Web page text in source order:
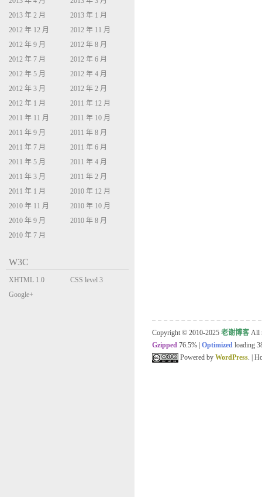
2013 年 2 月
2013 年 1 月
2012 年 12 月
2012 年 11 月
2012 年 9 月
2012 年 8 月
2012 年 7 月
2012 年 6 月
2012 年 5 月
2012 年 4 月
2012 年 3 月
2012 年 2 月
2012 年 1 月
2011 年 12 月
2011 年 11 月
2011 年 10 月
2011 年 9 月
2011 年 8 月
2011 年 7 月
2011 年 6 月
2011 年 5 月
2011 年 4 月
2011 年 3 月
2011 年 2 月
2011 年 1 月
2010 年 12 月
2010 年 11 月
2010 年 10 月
2010 年 9 月
2010 年 8 月
2010 年 7 月
W3C
XHTML 1.0
Transitional
CSS level 3
Google+
Copyright © 2010-2025 老谢博客 All
Gzipped 76.5% Optimized loading
Powered by WordPress. |